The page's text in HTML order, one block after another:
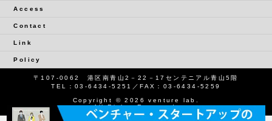
Access
Contact
Link
Policy
〒107-0062 港区南青山2－22－17センテニアル青山5階
TEL： 03-6434-5251 ／FAX：03-6434-5259
Copyright © 2026 venture lab.
All Rights Reserved.